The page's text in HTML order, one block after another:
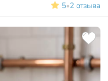
5•2 отзыва